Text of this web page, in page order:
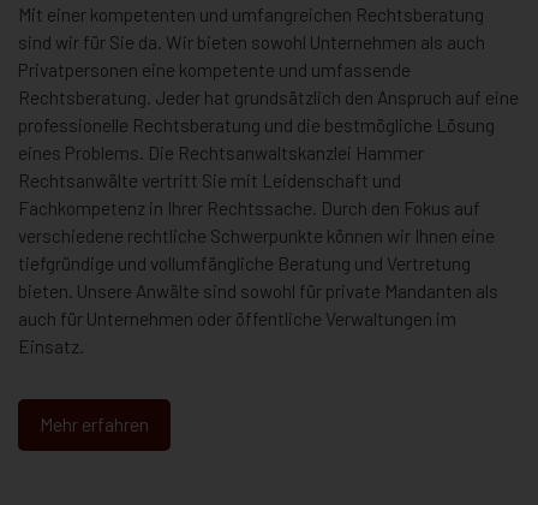
Mit einer kompetenten und umfangreichen Rechtsberatung
sind wir für Sie da. Wir bieten sowohl Unternehmen als auch
Privatpersonen eine kompetente und umfassende
Rechtsberatung. Jeder hat grundsätzlich den Anspruch auf eine
professionelle Rechtsberatung und die bestmögliche Lösung
eines Problems. Die Rechtsanwaltskanzlei Hammer
Rechtsanwälte vertritt Sie mit Leidenschaft und
Fachkompetenz in Ihrer Rechtssache. Durch den Fokus auf
verschiedene rechtliche Schwerpunkte können wir Ihnen eine
tiefgründige und vollumfängliche Beratung und Vertretung
bieten. Unsere Anwälte sind sowohl für private Mandanten als
auch für Unternehmen oder öffentliche Verwaltungen im
Einsatz.
Mehr erfahren